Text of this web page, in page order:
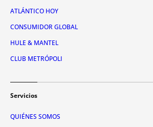
ATLÁNTICO HOY
CONSUMIDOR GLOBAL
HULE & MANTEL
CLUB METRÓPOLI
Servicios
QUIÉNES SOMOS